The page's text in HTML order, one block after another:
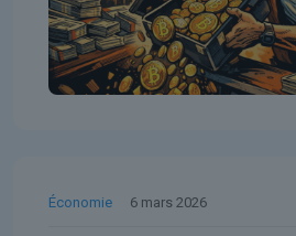
Économie 6 mars 2026